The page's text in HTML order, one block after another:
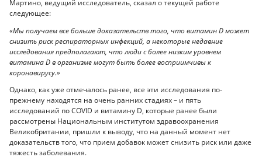
Мартино, ведущий исследователь, сказал о текущей работе
следующее:
«Мы получаем все больше доказательств того, что витамин D может
снизить риск респираторных инфекций, а некоторые недавние
исследования предполагают, что люди с более низким уровнем
витамина D в организме могут быть более восприимчивы к
коронавирусу.»
Однако, как уже отмечалось ранее, все эти исследования по-
прежнему находятся на очень ранних стадиях – и пять
исследований по COVID и витамину D, которые ранее были
рассмотрены Национальным институтом здравоохранения
Великобритании, пришли к выводу, что на данный момент нет
доказательств того, что прием добавок может снизить риск или даже
тяжесть заболевания.